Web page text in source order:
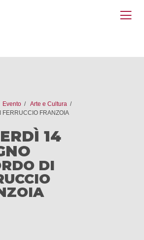
Evento
Arte e Cultura
FERRUCCIO FRANZOIA
14
DI